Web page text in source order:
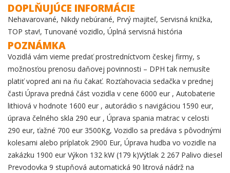
DOPLŇUJÚCE INFORMÁCIE
Nehavarované, Nikdy nebúrané, Prvý majiteľ, Servisná knižka,
TOP stav!, Tunované vozidlo, Úplná servisná história
POZNÁMKA
Vozidlá vám vieme predať prostredníctvom českej firmy, s
možnosťou prenosu daňovej povinnosti – DPH tak nemusíte
platiť vopred ani na ňu čakať. Rozťahovacia sedačka v prednej
časti Úprava predná část vozidla v cene 6000 eur , Autobaterie
lithiová v hodnote 1600 eur , autorádio s navigáciou 1590 eur,
úprava čelného skla 290 eur , Úprava spania matrac v celosti
290 eur, ťažné 700 eur 3500Kg, Vozidlo sa predáva s pôvodnými
kolesami alebo príplatok 2900 Eur, Úprava hudba vo vozidle na
zakázku 1900 eur Výkon 132 kW (179 k)Výtlak 2 267 Palivo diesel
Prevodovka 9 stupňová automatická 90 litrová nádrž na